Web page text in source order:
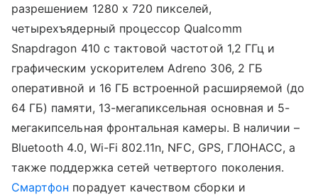
разрешением 1280 х 720 пикселей,
четырехъядерный процессор Qualcomm
Snapdragon 410 с тактовой частотой 1,2 ГГц и
графическим ускорителем Adreno 306, 2 ГБ
оперативной и 16 ГБ встроенной расширяемой (до
64 ГБ) памяти, 13-мегапиксельная основная и 5-
мегакипсельная фронтальная камеры. В наличии –
Bluetooth 4.0, Wi-Fi 802.11n, NFC, GPS, ГЛОНАСС, а
также поддержка сетей четвертого поколения.
Смартфон порадует качеством сборки и